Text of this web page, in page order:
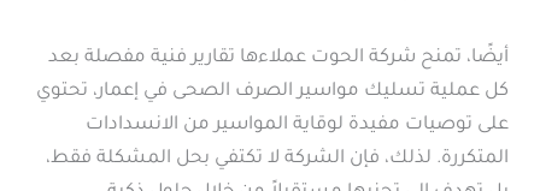
أيضًا، تمنح شركة الحوت عملاءها تقارير فنية مفصلة بعد
كل عملية تسليك مواسير الصرف الصحى في إعمار، تحتوي
على توصيات مفيدة لوقاية المواسير من الانسدادات
المتكررة. لذلك، فإن الشركة لا تكتفي بحل المشكلة فقط،